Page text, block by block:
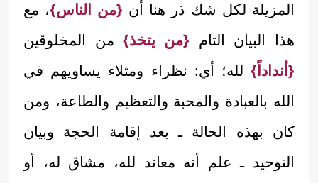
المزيلة لكل شك ذر هنا أن {من الناس}، مع
هذا البيان التام {من يتخذ}من المخلوقين
{أنداداً} لله؛ أي: نظراء ومثلاء يساويهم في
الله بالعبادة والمحبة والتعظيم والطاعة، ومن
كان بهذه الحالة ـ بعد إقامة الحجة وبيان
التوحيد ـ علم أنه معاند لله، مشاق له، أو